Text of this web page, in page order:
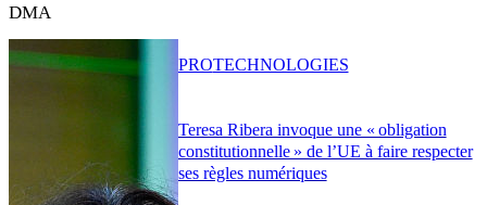
DMA
Teresa Ribera invoque une « obligation
constitutionnelle » de l’UE à faire respecter
ses règles numériques
PROTECHNOLOGIES